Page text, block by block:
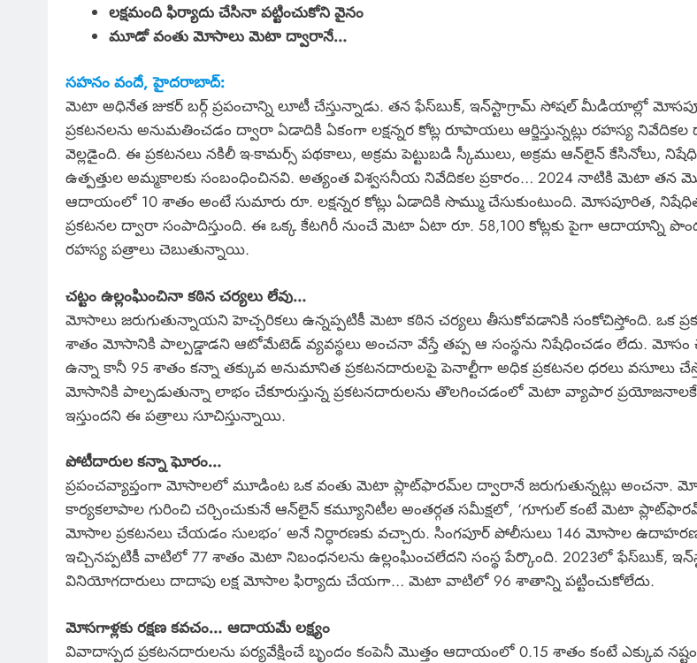
లక్షమంది ఫిర్యాదు చేసినా పట్టించుకోని వైనం
మూడో వంతు మోసాలు మెటా ద్వారానే…
సహనం వందే, హైదరాబాద్:
మెటా అధినేత జుకర్ బర్గ్ ప్రపంచాన్ని లూటీ చేస్తున్నాడు. తన ఫేస్‌బుక్, ఇన్‌స్టాగ్రామ్‌ సోషల్ మీడియాల్లో
ప్రకటనలను అనుమతించడం ద్వారా ఏడాదికి ఏకంగా లక్షన్నర కోట్ల రూపాయలు ఆర్జిస్తున్నట్లు రహస్య
వెల్లడైంది. ఈ ప్రకటనలు నకిలీ ఇ-కామర్స్ పథకాలు, అక్రమ పెట్టుబడి స్కీములు, అక్రమ ఆన్‌లైన్ కేసినోలు,
ఉత్పత్తుల అమ్మకాలకు సంబంధించినవి. అత్యంత విశ్వసనీయ నివేదికల ప్రకారం… 2024 నాటికి మెటా తన
ఆదాయంలో 10 శాతం అంటే సుమారు రూ. లక్షన్నర కోట్లు ఏడాదికి సొమ్ము చేసుకుంటుంది. మోసపూరిత, నిషేధిత
ప్రకటనల ద్వారా సంపాదిస్తుంది. ఈ ఒక్క కేటగిరీ నుంచే మెటా ఏటా రూ. 58,100 కోట్లకు పైగా ఆదాయాన్ని
రహస్య పత్రాలు చెబుతున్నాయి.
చట్టం ఉల్లంఘించినా కఠిన చర్యలు లేవు…
మోసాలు జరుగుతున్నాయని హెచ్చరికలు ఉన్నప్పటికీ మెటా కఠిన చర్యలు తీసుకోవడానికి సంకోచిస్తోంది. ఒక
శాతం మోసానికి పాల్పడ్డాడని ఆటోమేటెడ్ వ్యవస్థలు అంచనా వేస్తే తప్ప ఆ సంస్థను నిషేధించడం లేదు.
ఉన్నా కానీ 95 శాతం కన్నా తక్కువ అనుమానిత ప్రకటనదారులపై పెనాల్టీగా అధిక ప్రకటనల ధరలు వసూలు
మోసానికి పాల్పడుతున్నా లాభం చేకూరుస్తున్న ప్రకటనదారులను తొలగించడంలో మెటా వ్యాపార
ఇస్తుందని ఈ పత్రాలు సూచిస్తున్నాయి.
పోటీదారుల కన్నా ఘోరం…
ప్రపంచవ్యాప్తంగా మోసాలలో మూడింట ఒక వంతు మెటా ప్లాట్‌ఫారమ్‌ల ద్వారానే జరుగుతున్నట్లు అంచనా.
కార్యకలాపాల గురించి చర్చించుకునే ఆన్‌లైన్ కమ్యూనిటీల అంతర్గత సమీక్షలో, ‘గూగుల్ కంటే మెటా
మోసాల ప్రకటనలు చేయడం సులభం’ అనే నిర్ధారణకు వచ్చారు. సింగపూర్ పోలీసులు 146 మోసాల
ఇచ్చినప్పటికీ వాటిలో 77 శాతం మెటా నిబంధనలను ఉల్లంఘించలేదని సంస్థ పేర్కొంది. 2023లో ఫేస్‌బుక్,
వినియోగదారులు దాదాపు లక్ష మోసాల ఫిర్యాదు చేయగా… మెటా వాటిలో 96 శాతాన్ని పట్టించుకోలేదు.
మోసగాళ్లకు రక్షణ కవచం… ఆదాయమే లక్ష్యం
వివాదాస్పద ప్రకటనదారులను పర్యవేక్షించే బృందం కంపెనీ మొత్తం ఆదాయంలో 0.15 శాతం కంటే ఎక్కువ